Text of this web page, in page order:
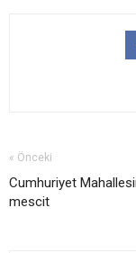
« Önceki
Cumhuriyet
mescit